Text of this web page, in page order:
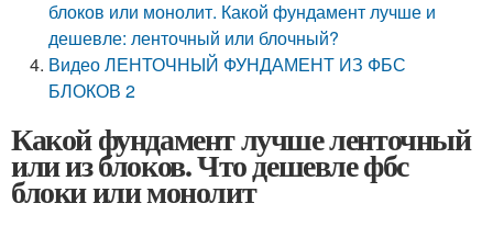
блоков или монолит. Какой фундамент лучше и
дешевле: ленточный или блочный?
Видео ЛЕНТОЧНЫЙ ФУНДАМЕНТ ИЗ ФБС
БЛОКОВ 2
Какой фундамент лучше ленточный
или из блоков. Что дешевле фбс
блоки или монолит